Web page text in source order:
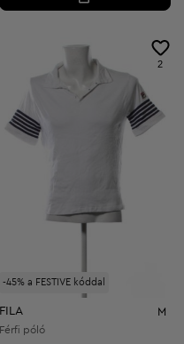
-45% a FESTIVE kóddal
2
FILA M
Férfi póló